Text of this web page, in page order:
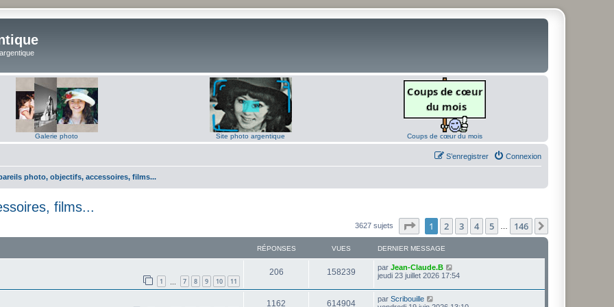
Galerie photo Site photo argentique Coups de cœur du mois
Connexion
S’enregistrer
photo, objectifs, accessoires, films...
films...
3627 sujets Page sur146
1 2 3 4 5 146
RÉPONSES VUES DERNIER MESSAGE
1 7 8 9 10 11
206R
é
158239
u
D
e
n
i
par Jean-Claude.B
jeudi 23 juillet 2026 17:54
1162 614904V
D
par Scribouille